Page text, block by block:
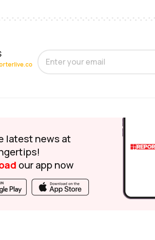
latest news at
our app now